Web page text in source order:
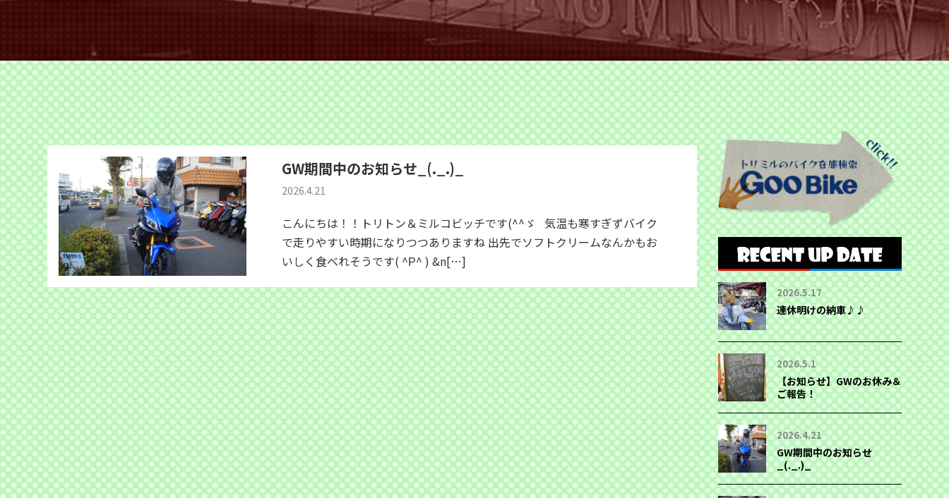
GW期間中のお知らせ_(._.)_
2026.4.21
こんにちは！！トリトン＆ミルコビッチです(^^ゞ 気温も寒すぎずバイク
で走りやすい時期になりつつありますね 出先でソフトクリームなんかもお
いしく食べれそうです( ^Ρ^ ) &n[…]
2026.5.17
連休明けの納車♪♪
2026.5.1
【お知らせ】GWのお休み＆
ご報告！
2026.4.21
GW期間中のお知らせ
_(._.)_